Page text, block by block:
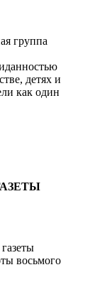
группа
детях и
как один
восьмого